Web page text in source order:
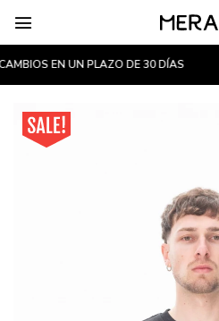

EN UN PLAZO DE 30 DÍAS